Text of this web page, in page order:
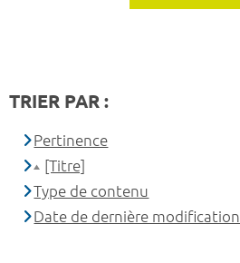
TRIER PAR :
Pertinence
[Titre]
Type de contenu
Date de dernière modification